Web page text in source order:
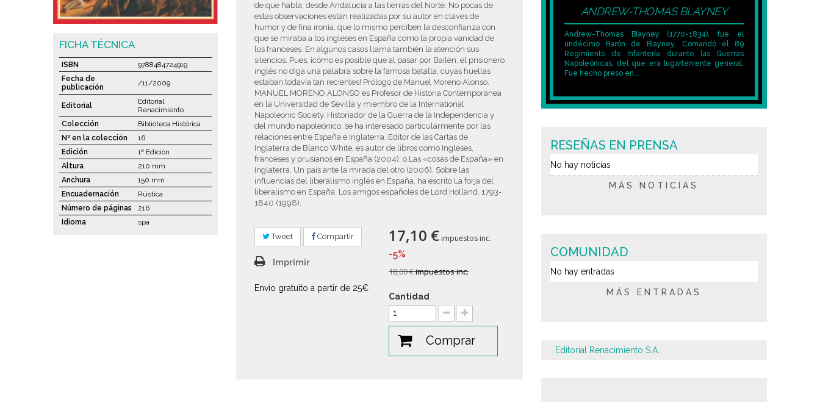
de que habla, desde Andalucía a las tierras del Norte. No pocas de
estas observaciones están realizadas por su autor en claves de
humor y de fina ironía, que lo mismo perciben la desconfianza con
que se miraba a los ingleses en España como la propia vanidad de
los franceses. En algunos casos llama también la atención sus
silencios. Pues, ¡cómo es posible que al pasar por Bailén, el prisionero
inglés no diga una palabra sobre la famosa batalla, cuyas huellas
estaban todavía tan recientes! Prólogo de Manuel Moreno Alonso.
MANUEL MORENO ALONSO es Profesor de Historia Contemporánea
en la Universidad de Sevilla y miembro de la International
Napoleonic Society. Historiador de la Guerra de la Independencia y
del mundo napoleónico, se ha interesado particularmente por las
relaciones entre España e Inglaterra. Editor de las Cartas de
Inglaterra de Blanco White, es autor de libros como Ingleses,
franceses y prusianos en España (2004), o Las «cosas de España» en
Inglaterra. Un país ante la mirada del otro (2006). Sobre las
influencias del liberalismo inglés en España, ha escrito La forja del
liberalismo en España. Los amigos españoles de Lord Holland, 1793-
1840 (1998).
Tweet Compartir
Imprimir
Envío gratuito a partir de 25€
17,10 € impuestos inc.
-5%
18,00 €impuestos inc.
Cantidad
Comprar
FICHA TÉCNICA
ISBN
9788484724919
Fecha de
publicación
/11/2009
Editorial
Editorial
Renacimiento
Colección
Biblioteca Histórica
Nº en la colección
16
Edición
1ª Edición
Altura
210 mm
Anchura
150 mm
Encuadernación
Rústica
Número de páginas
216
Idioma
spa
ANDREW-THOMAS BLAYNEY
Andrew-Thomas Blayney (1770-1834), fue el
undécimo Barón de Blayney. Comandó el 89
Regimiento de Infantería durante las Guerras
Napoleónicas, del que era lugarteniente general.
Fue hecho preso en...
RESEÑAS EN PRENSA
No hay noticias
MÁS NOTICIAS
COMUNIDAD
No hay entradas
MÁS ENTRADAS
Editorial Renacimiento S.A.